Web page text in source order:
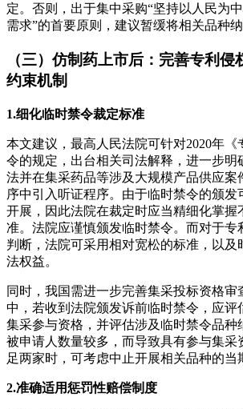
定。否则，出于集中采购“坚持以人民为
需求”的首要原则，建议暂缓将相关品种纳
（三）仿制药上市后：完善专利侵
约束机制
1.细化临时禁令裁定标准
本文建议，最高人民法院可针对2020年《
令的规定，出台相关司法解释，进一步明
法并在集采药品等涉及大规模产品供应案
序中引入听证程序。由于临时禁令的颁发
开展，因此法院在裁定时应当精细化掌握
准。法院应谨慎颁发临时禁令。而对于专
判断，法院可采用相对宽松的标准，以及
法权益。
同时，我国需进一步完善集采投标资格审
中，若收到法院颁发诉前临时禁令，应评
集采参与资格，并评估涉及临时禁令品种
被申请人数量较多，而导致具有参与集采
足两家时，可考虑中止开展相关品种的当
2.准确适用惩罚性赔偿制度